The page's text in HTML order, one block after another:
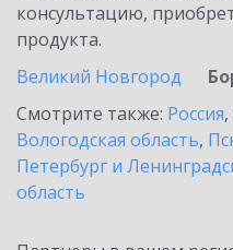
консультацию,
продукта.
Великий Новгород
Смотрите также: Россия,
Вологодская область,
Петербург и
область